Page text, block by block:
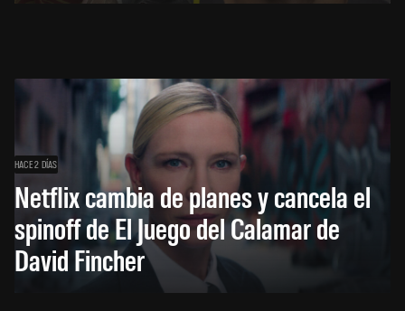
HACE 2 DÍAS
Netflix cambia de planes y cancela el
spinoff de El Juego del Calamar de
David Fincher